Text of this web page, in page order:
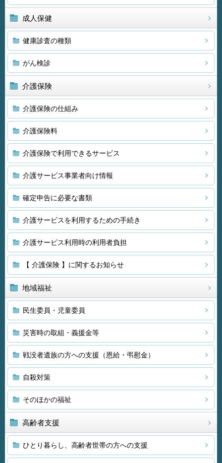
成人保健
健康診査の種類
がん検診
介護保険
介護保険の仕組み
介護保険料
介護保険で利用できるサービス
介護サービス事業者向け情報
確定申告に必要な書類
介護サービスを利用するための手続き
介護サービス利用時の利用者負担
【 介護保険 】に関するお知らせ
地域福祉
民生委員・児童委員
災害時の取組・義援金等
戦没者遺族の方への支援（恩給・弔慰金）
自殺対策
そのほかの福祉
高齢者支援
ひとり暮らし、高齢者世帯の方への支援